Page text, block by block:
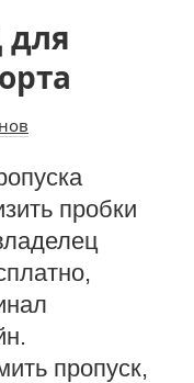
пробки
пропуск,